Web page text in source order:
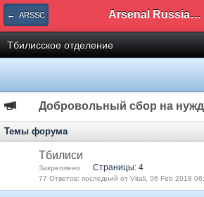
← ARSSC Arsenal Russian Speaking Supporters Club
Тбилисское отделение
Добровольный сбор на
Темы форума
Тбилиси
Закреплено Страницы: 4
77 Ответов: последний от Vitali, 06 Feb 2018